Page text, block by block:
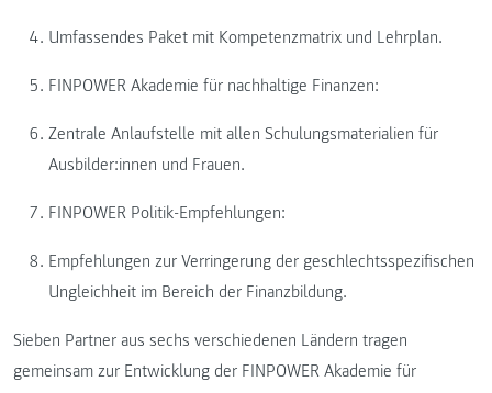
Umfassendes Paket mit Kompetenzmatrix und Lehrplan.
FINPOWER Akademie für nachhaltige Finanzen:
Zentrale Anlaufstelle mit allen Schulungsmaterialien für
Ausbilder:innen und Frauen.
FINPOWER Politik-Empfehlungen:
Empfehlungen zur Verringerung der geschlechtsspezifischen
Ungleichheit im Bereich der Finanzbildung.
Sieben Partner aus sechs verschiedenen Ländern tragen
gemeinsam zur Entwicklung der FINPOWER Akademie für